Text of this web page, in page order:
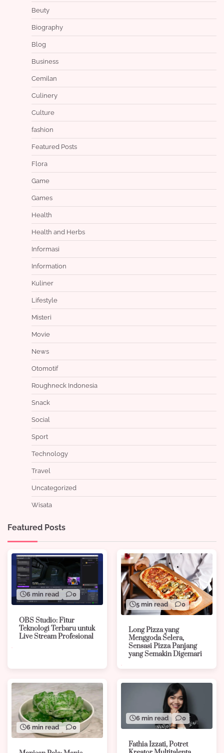
Beuty
Biography
Blog
Business
Cemilan
Culinery
Culture
fashion
Featured Posts
Flora
Game
Games
Health
Health and Herbs
Informasi
Information
Kuliner
Lifestyle
Misteri
Movie
News
Otomotif
Roughneck Indonesia
Snack
Social
Sport
Technology
Travel
Uncategorized
Wisata
Featured Posts
6 min read 0
OBS Studio: Fitur
Teknologi Terbaru untuk
Live Stream Profesional
5 min read 0
Long Pizza yang
Menggoda Selera,
Sensasi Pizza Panjang
yang Semakin Digemari
6 min read 0
6 min read 0
Fathia Izzati, Potret